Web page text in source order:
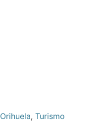
Orihuela, Turismo